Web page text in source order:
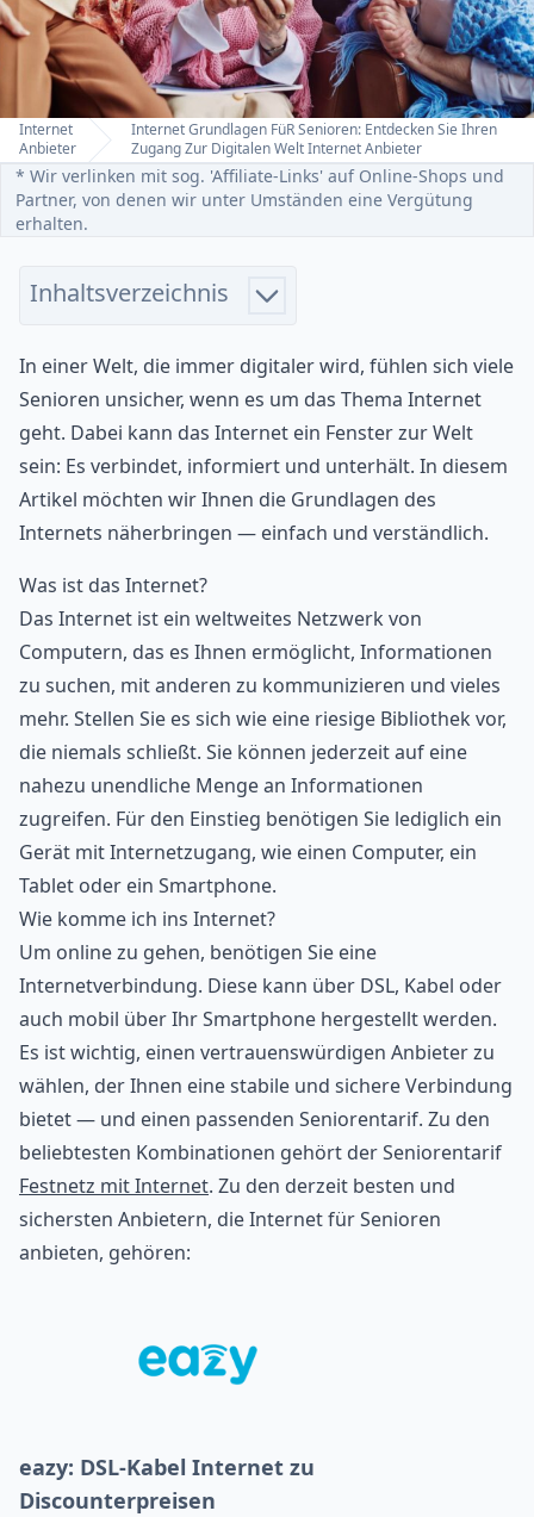
Home
Internet
Anbieter
Internet Grundlagen FüR Senioren: Entdecken Sie Ihren
Zugang Zur Digitalen Welt Internet Anbieter
* Wir verlinken mit sog. 'Affiliate-Links' auf Online-Shops und
Partner, von denen wir unter Umständen eine Vergütung
erhalten.
In einer Welt, die immer digitaler wird, fühlen sich viele
Senioren unsicher, wenn es um das Thema Internet
geht. Dabei kann das Internet ein Fenster zur Welt
sein: Es verbindet, informiert und unterhält. In diesem
Artikel möchten wir Ihnen die Grundlagen des
Internets näherbringen — einfach und verständlich.
Was ist das Internet?
Das Internet ist ein weltweites Netzwerk von
Computern, das es Ihnen ermöglicht, Informationen
zu suchen, mit anderen zu kommunizieren und vieles
mehr. Stellen Sie es sich wie eine riesige Bibliothek vor,
die niemals schließt. Sie können jederzeit auf eine
nahezu unendliche Menge an Informationen
zugreifen. Für den Einstieg benötigen Sie lediglich ein
Gerät mit Internetzugang, wie einen Computer, ein
Tablet oder ein Smartphone.
Wie komme ich ins Internet?
Um online zu gehen, benötigen Sie eine
Internetverbindung. Diese kann über DSL, Kabel oder
auch mobil über Ihr Smartphone hergestellt werden.
Es ist wichtig, einen vertrauenswürdigen Anbieter zu
wählen, der Ihnen eine stabile und sichere Verbindung
bietet — und einen passenden Seniorentarif. Zu den
beliebtesten Kombinationen gehört der Seniorentarif
Festnetz mit Internet. Zu den derzeit besten und
sichersten Anbietern, die Internet für Senioren
anbieten, gehören:
eazy: DSL-Kabel Internet zu
Discounterpreisen
Inhaltsverzeichnis